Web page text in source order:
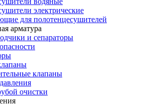
электрические
для полотенцесушителей
арматура
и сепараторы
клапаны
очистки